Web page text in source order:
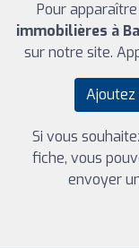
Pour
immobilières à
sur notre site.
Si vous
fiche, vous
envoyer